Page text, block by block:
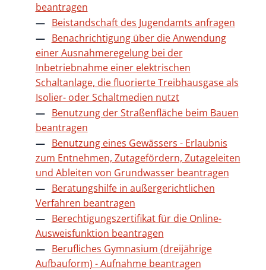
beantragen
Beistandschaft des Jugendamts anfragen
Benachrichtigung über die Anwendung
einer Ausnahmeregelung bei der
Inbetriebnahme einer elektrischen
Schaltanlage, die fluorierte Treibhausgase als
Isolier- oder Schaltmedien nutzt
Benutzung der Straßenfläche beim Bauen
beantragen
Benutzung eines Gewässers - Erlaubnis
zum Entnehmen, Zutagefördern, Zutageleiten
und Ableiten von Grundwasser beantragen
Beratungshilfe in außergerichtlichen
Verfahren beantragen
Berechtigungszertifikat für die Online-
Ausweisfunktion beantragen
Berufliches Gymnasium (dreijährige
Aufbauform) - Aufnahme beantragen